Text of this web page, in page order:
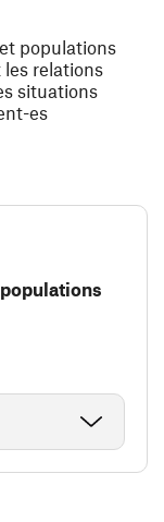
populations
relations
situations
es